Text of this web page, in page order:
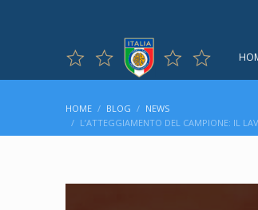
HOME BLOG
NEWS
L’ATTEGGIAMENTO DEL CAMPIONE: IL